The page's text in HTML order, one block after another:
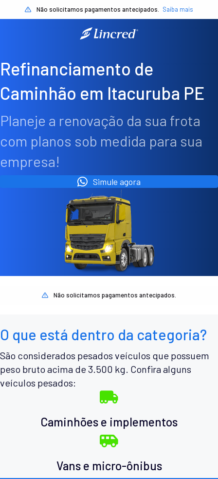
Não solicitamos pagamentos antecipados. Saiba mais
Refinanciamento de
Caminhão em Itacuruba PE
Planeje a renovação da sua frota
com planos sob medida para sua
empresa!
Simule agora
Não solicitamos pagamentos antecipados.
O que está dentro da categoria?
São considerados pesados veículos que possuem
peso bruto acima de 3.500 kg. Confira alguns
veículos pesados:
Caminhões e implementos
Vans e micro-ônibus